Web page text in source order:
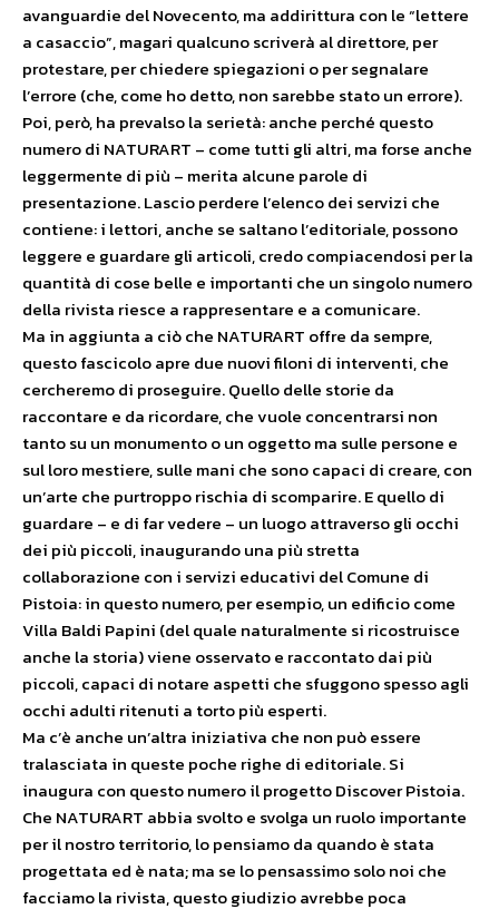
avanguardie del Novecento, ma addirittura con le “lettere
a casaccio”, magari qualcuno scriverà al direttore, per
protestare, per chiedere spiegazioni o per segnalare
l’errore (che, come ho detto, non sarebbe stato un errore).
Poi, però, ha prevalso la serietà: anche perché questo
numero di NATURART – come tutti gli altri, ma forse anche
leggermente di più – merita alcune parole di
presentazione. Lascio perdere l’elenco dei servizi che
contiene: i lettori, anche se saltano l’editoriale, possono
leggere e guardare gli articoli, credo compiacendosi per la
quantità di cose belle e importanti che un singolo numero
della rivista riesce a rappresentare e a comunicare.
Ma in aggiunta a ciò che NATURART offre da sempre,
questo fascicolo apre due nuovi filoni di interventi, che
cercheremo di proseguire. Quello delle storie da
raccontare e da ricordare, che vuole concentrarsi non
tanto su un monumento o un oggetto ma sulle persone e
sul loro mestiere, sulle mani che sono capaci di creare, con
un’arte che purtroppo rischia di scomparire. E quello di
guardare – e di far vedere – un luogo attraverso gli occhi
dei più piccoli, inaugurando una più stretta
collaborazione con i servizi educativi del Comune di
Pistoia: in questo numero, per esempio, un edificio come
Villa Baldi Papini (del quale naturalmente si ricostruisce
anche la storia) viene osservato e raccontato dai più
piccoli, capaci di notare aspetti che sfuggono spesso agli
occhi adulti ritenuti a torto più esperti.
Ma c’è anche un’altra iniziativa che non può essere
tralasciata in queste poche righe di editoriale. Si
inaugura con questo numero il progetto Discover Pistoia.
Che NATURART abbia svolto e svolga un ruolo importante
per il nostro territorio, lo pensiamo da quando è stata
progettata ed è nata; ma se lo pensassimo solo noi che
facciamo la rivista, questo giudizio avrebbe poca